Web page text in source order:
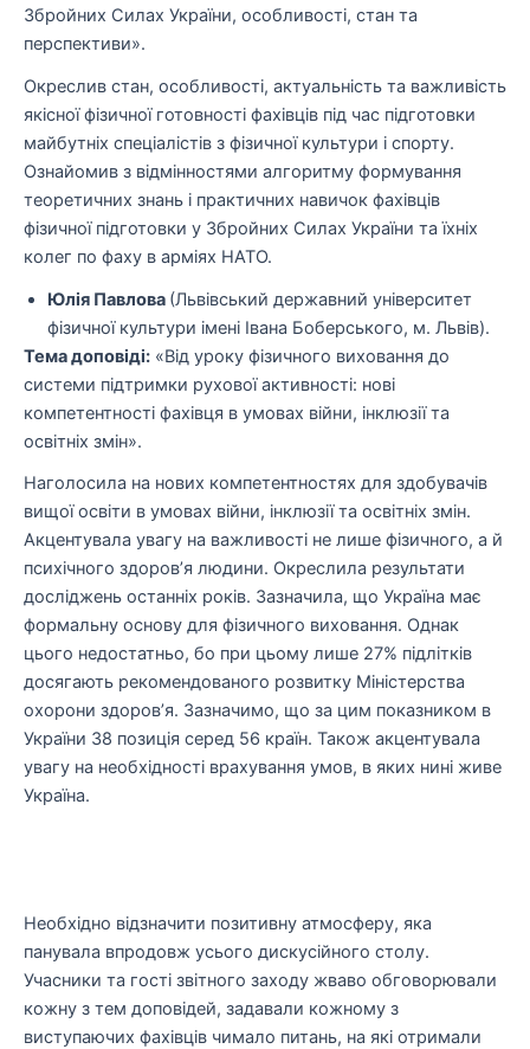
Збройних Силах України, особливості, стан та
перспективи».
Окреслив стан, особливості, актуальність та важливість
якісної фізичної готовності фахівців під час підготовки
майбутніх спеціалістів з фізичної культури і спорту.
Ознайомив з відмінностями алгоритму формування
теоретичних знань і практичних навичок фахівців
фізичної підготовки у Збройних Силах України та їхніх
колег по фаху в арміях НАТО.
Юлія Павлова (Львівський державний університет
фізичної культури імені Івана Боберського, м. Львів).
Тема доповіді: «Від уроку фізичного виховання до
системи підтримки рухової активності: нові
компетентності фахівця в умовах війни, інклюзії та
освітніх змін».
Наголосила на нових компетентностях для здобувачів
вищої освіти в умовах війни, інклюзії та освітніх змін.
Акцентувала увагу на важливості не лише фізичного, а й
психічного здоров’я людини. Окреслила результати
досліджень останніх років. Зазначила, що Україна має
формальну основу для фізичного виховання. Однак
цього недостатньо, бо при цьому лише 27% підлітків
досягають рекомендованого розвитку Міністерства
охорони здоров’я. Зазначимо, що за цим показником в
України 38 позиція серед 56 країн. Також акцентувала
увагу на необхідності врахування умов, в яких нині живе
Україна.
Необхідно відзначити позитивну атмосферу, яка
панувала впродовж усього дискусійного столу.
Учасники та гості звітного заходу жваво обговорювали
кожну з тем доповідей, задавали кожному з
виступаючих фахівців чимало питань, на які отримали